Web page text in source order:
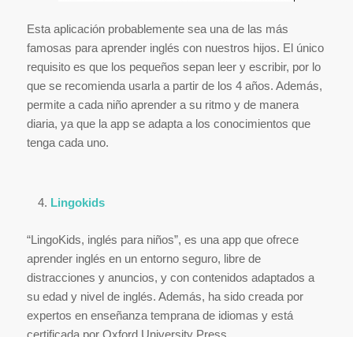
Esta aplicación probablemente sea una de las más
famosas para aprender inglés con nuestros hijos. El único
requisito es que los pequeños sepan leer y escribir, por lo
que se recomienda usarla a partir de los 4 años. Además,
permite a cada niño aprender a su ritmo y de manera
diaria, ya que la app se adapta a los conocimientos que
tenga cada uno.
Lingokids
“LingoKids, inglés para niños”, es una app que ofrece
aprender inglés en un entorno seguro, libre de
distracciones y anuncios, y con contenidos adaptados a
su edad y nivel de inglés. Además, ha sido creada por
expertos en enseñanza temprana de idiomas y está
certificada por Oxford University Press.